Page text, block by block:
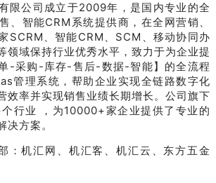
限公司成立于2009年，是国内专业的全
、智能CRM系统提供商，在全网营销、
SCRM、智能CRM、SCM、移动协同办
领域保持行业优秀水平，致力于为企业提
-采购-库存-售后-数据-智能】的全流程
管理系统，帮助企业实现全链路数字化
效率并实现销售业绩长期增长。公司旗下
行业 ，为10000+家企业提供了专业的
决方案。
：机汇网、机汇客、机汇云、东方五金